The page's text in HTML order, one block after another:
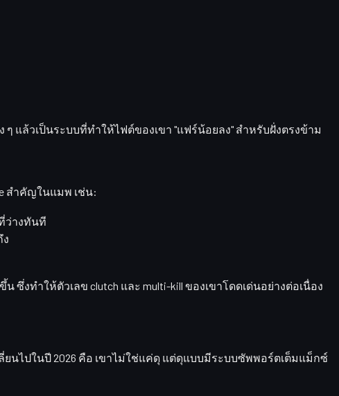
ๆ แล้วเป็นระบบที่ทำให้ไฟต์ของเขา "แฟร์น้อยลง" สำหรับฝั่งตรงข้าม
สำคัญในแมพ เช่น:
ว่างทันที
น ซึ่งทำให้ตัวเลข clutch และ multi-kill ของเขาโดดเด่นอย่างต่อเนื่อง
นไปในปี 2026 คือ เขาไม่ใช่แค่ดุ แต่ดุแบบมีระบบซัพพอร์ตเต็มแม็กซ์